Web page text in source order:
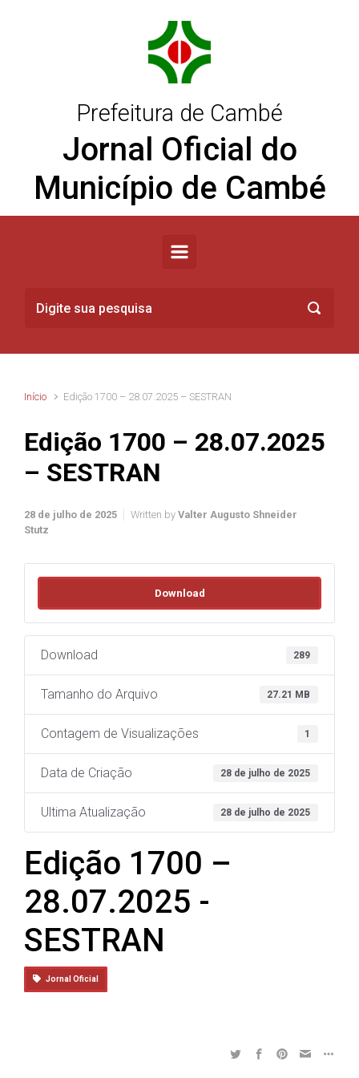
Prefeitura de Cambé
Jornal Oficial do
Município de Cambé
Início Edição 1700 – 28.07.2025 – SESTRAN
Edição 1700 – 28.07.2025
– SESTRAN
28 de julho de 2025 Written by Valter Augusto Shneider
Stutz
Download
Download 289
Tamanho do Arquivo 27.21 MB
Contagem de Visualizações 1
Data de Criação 28 de julho de 2025
Ultima Atualização 28 de julho de 2025
Edição 1700 –
28.07.2025 -
SESTRAN
Jornal Oficial